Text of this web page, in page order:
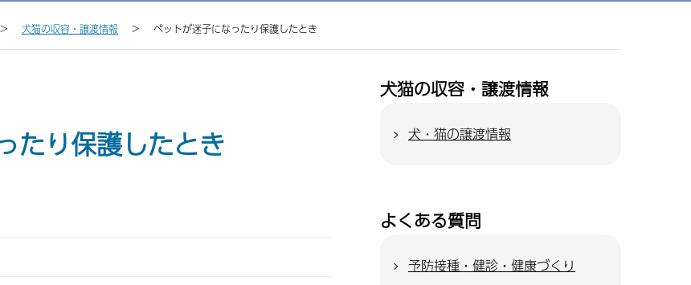
犬猫の収容・譲渡情報 ペットが迷子になったり保護したとき
たり保護したとき
犬猫の収容・譲渡情報
犬・猫の譲渡情報
よくある質問
予防接種・健診・健康づくり